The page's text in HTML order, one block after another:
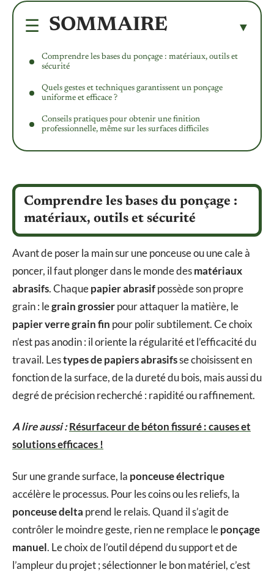
SOMMAIRE
Comprendre les bases du ponçage : matériaux, outils et
sécurité
Quels gestes et techniques garantissent un ponçage
uniforme et efficace ?
Conseils pratiques pour obtenir une finition
professionnelle, même sur les surfaces difficiles
Comprendre les bases du ponçage :
matériaux, outils et sécurité
Avant de poser la main sur une ponceuse ou une cale à
poncer, il faut plonger dans le monde desmatériaux
abrasifs. Chaquepapier abrasifpossède son propre
grain : legrain grossierpour attaquer la matière, le
papier verre grain fin pour polir subtilement. Ce choix
n’est pas anodin : il oriente la régularité et l’efficacité du
travail. Lestypes de papiers abrasifsse choisissent en
fonction de la surface, de la dureté du bois, mais aussi du
degré de précision recherché : rapidité ou raffinement.
A lire aussi :Résurfaceur de béton fissuré : causes et
solutions efficaces !
Sur une grande surface, la ponceuse électrique
accélère le processus. Pour les coins ou les reliefs, la
ponceuse delta prend le relais. Quand il s’agit de
contrôler le moindre geste, rien ne remplace leponçage
manuel. Le choix de l’outil dépend du support et de
l’ampleur du projet ; sélectionner le bon matériel, c’est